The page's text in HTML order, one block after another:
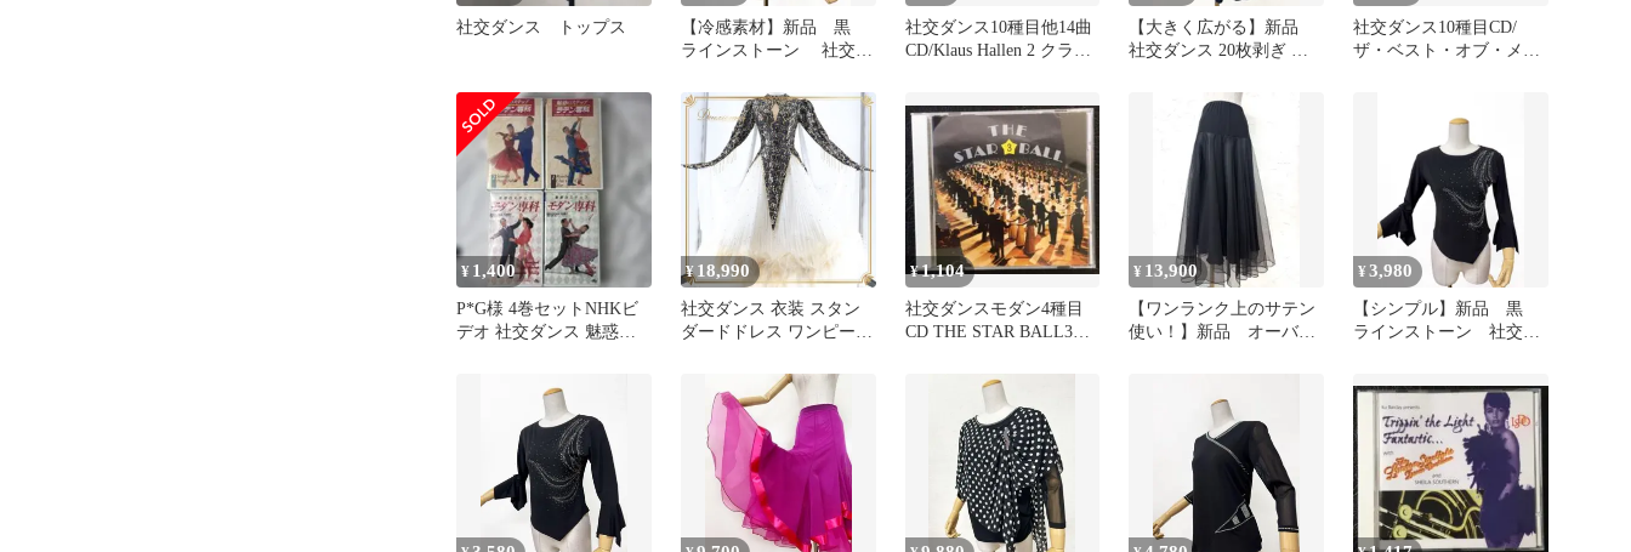
社交ダンス トップス
【冷感素材】新品 黒
ラインストーン 社交ダ
社交ダンス10種目他14曲
CD/Klaus Hallen 2 クラウ
【大きく広がる】新品
社交ダンス 20枚剥ぎ 紺
社交ダンス10種目CD/
ザ・ベスト・オブ・メロ
¥ 1,400
P*G様 4巻セットNHKビ
デオ 社交ダンス 魅惑の
¥ 18,990
社交ダンス 衣装 スタン
ダードドレス ワンピース
イト系 黒 白 ファー プリ
ーツ デモ 競技 ダンス パ
ーティ 発表会 スパンコ
ール 華やか ボリューム
おしゃれ イベント用 フ
ォーマル
¥1,104
社交ダンスモダン4種目
CD THE STAR BALL3
¥ 13,900
【ワンランク上のサテン
使い！】新品 オーバー
¥3,980
【シンプル】新品 黒
ラインストーン 社交ダ